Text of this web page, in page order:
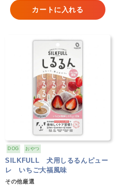
カートに入れる
DOG おやつ
SILKFULL 犬用しるるんピュー
レ いちご大福風味
その他厳選